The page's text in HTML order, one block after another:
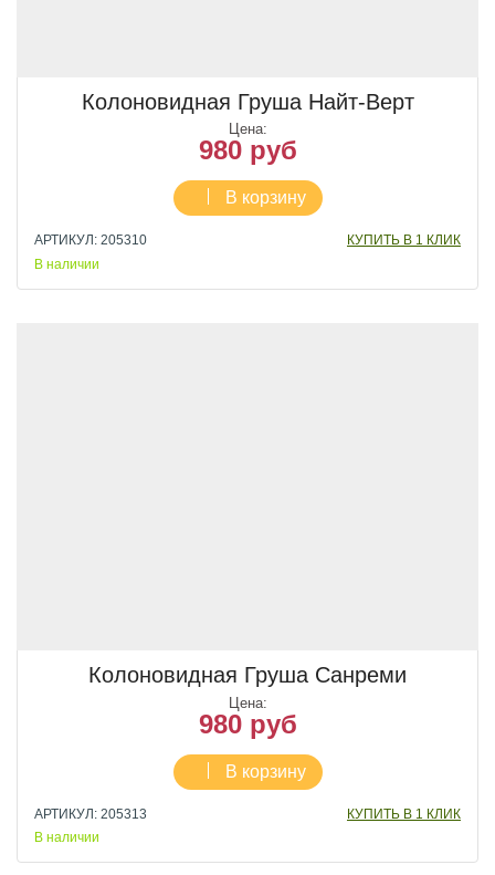
Колоновидная Груша Найт-Верт
Цена:
980 руб
В корзину
АРТИКУЛ: 205310
КУПИТЬ В 1 КЛИК
В наличии
Колоновидная Груша Санреми
Цена:
980 руб
В корзину
АРТИКУЛ: 205313
КУПИТЬ В 1 КЛИК
В наличии